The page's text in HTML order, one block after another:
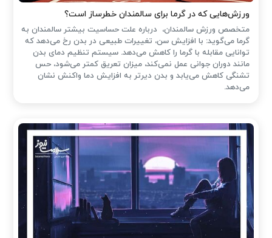
ورزش‌هایی که در گرما برای سالمندان خطرساز است؟
متخصص ورزش سالمندان، درباره علت حساسیت بیشتر سالمندان به
گرما می‌گوید: با افزایش سن، تغییرات طبیعی در بدن رخ می‌دهد که
توانایی مقابله با گرما را کاهش می‌دهد. سیستم تنظیم دمای بدن
مانند دوران جوانی عمل نمی‌کند، میزان تعریق کمتر می‌شود، حس
تشنگی کاهش می‌یابد و بدن دیرتر به افزایش دما واکنش نشان
می‌دهد.